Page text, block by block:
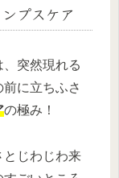
プスケア
、突然現れる
に立ちふさ
の極み！
とじわじわ来